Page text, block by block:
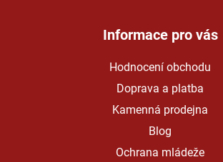
Informace pro vás
Hodnocení obchodu
Doprava a platba
Kamenná prodejna
Blog
Ochrana mládeže